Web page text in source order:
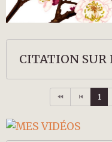
CITATION SUR
1